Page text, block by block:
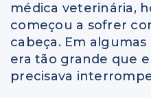
médica veterinária,
começou a sofrer
cabeça. Em
era tão grande que
precisava